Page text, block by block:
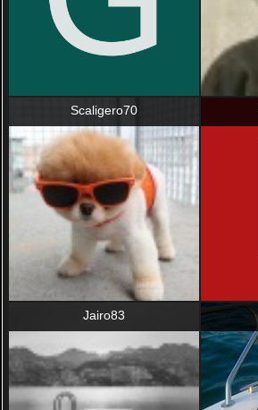
Scaligero70
Jairo83